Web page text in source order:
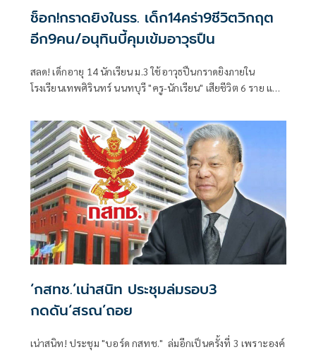
ช็อก!กราดยิงในรร. เด็ก14คร่า9ชีวิตวิกฤต
อีก9คน/อนุทินบี้คุมเข้มอาวุธปืน
สลด! เด็กอายุ 14 นักเรียน ม.3 ใช้อาวุธปืนกราดยิงภายใน
โรงเรียนเทพศิรินทร์ นนทบุรี "ครู-นักเรียน" เสียชีวิต 6 ราย และ
‘กสทช.’เน่าสนิท ประชุมล่มรอบ3
กดดัน‘สรณ’ถอย
เน่าสนิท! ประชุม "บอร์ด กสทช." ล่มอีกเป็นครั้งที่ 3 เพราะองค์